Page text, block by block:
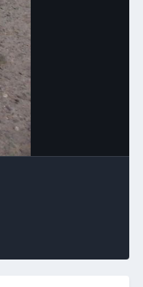
Инструменты